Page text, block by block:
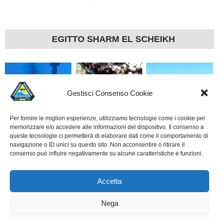
Gestisci Consenso Cookie
Per fornire le migliori esperienze, utilizziamo tecnologie come i cookie per
memorizzare e/o accedere alle informazioni del dispositivo. Il consenso a
queste tecnologie ci permetterà di elaborare dati come il comportamento di
navigazione o ID unici su questo sito. Non acconsentire o ritirare il
consenso può influire negativamente su alcune caratteristiche e funzioni.
Accetta
Nega
EGITTO SHARM EL SCHEIKH
LA SUBACQUEA È
SCUOLA
ROTOCALCO DI UN
ANNO
ALLIEVI CORSO OPEN
– IMMERSIONE A
BISCEGLIE